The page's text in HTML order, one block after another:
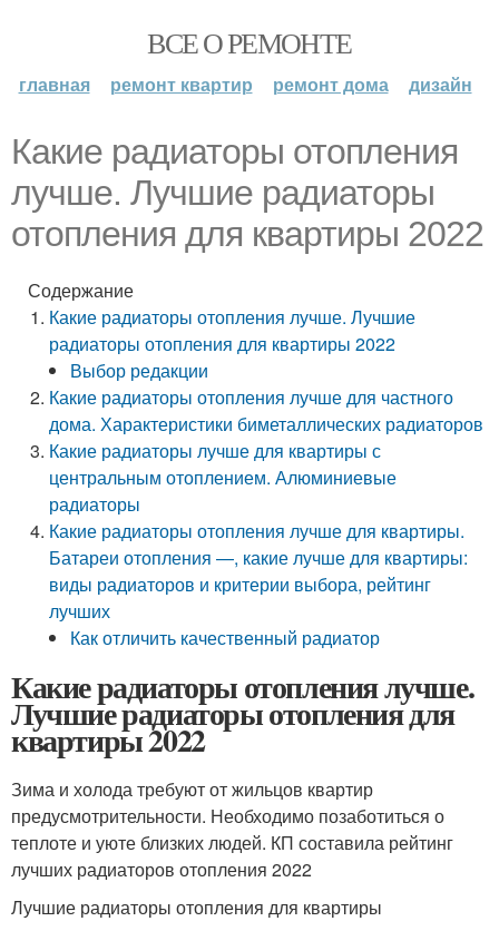
ВСЕ О РЕМОНТЕ
главная ремонт квартир ремонт дома дизайн
Какие радиаторы отопления
лучше. Лучшие радиаторы
отопления для квартиры 2022
Содержание
Какие радиаторы отопления лучше. Лучшие
радиаторы отопления для квартиры 2022
Выбор редакции
Какие радиаторы отопления лучше для частного
дома. Характеристики биметаллических радиаторов
Какие радиаторы лучше для квартиры с
центральным отоплением. Алюминиевые
радиаторы
Какие радиаторы отопления лучше для квартиры.
Батареи отопления —, какие лучше для квартиры:
виды радиаторов и критерии выбора, рейтинг
лучших
Как отличить качественный радиатор
Какие радиаторы отопления лучше.
Лучшие радиаторы отопления для
квартиры 2022
Зима и холода требуют от жильцов квартир
предусмотрительности. Необходимо позаботиться о
теплоте и уюте близких людей. КП составила рейтинг
лучших радиаторов отопления 2022
Лучшие радиаторы отопления для квартиры